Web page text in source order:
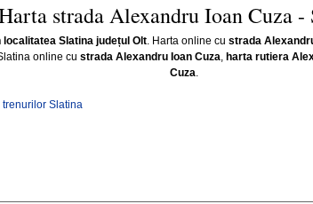
strada Alexandru Ioan Cuza -
Slatina județul Olt. Harta online cu strada
online cu strada Alexandru Ioan Cuza, harta rutiera
Cuza.
trenurilor Slatina